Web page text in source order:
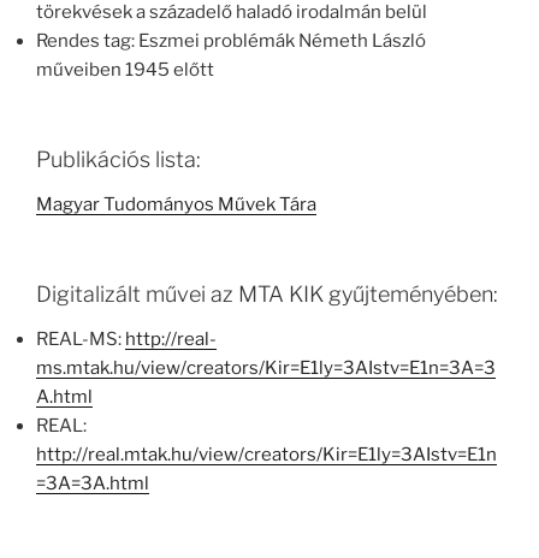
törekvések a századelő haladó irodalmán belül
Rendes tag: Eszmei problémák Németh László
műveiben 1945 előtt
Publikációs lista:
Magyar Tudományos Művek Tára
Digitalizált művei az MTA KIK gyűjteményében:
REAL-MS: http://real-
ms.mtak.hu/view/creators/Kir=E1ly=3AIstv=E1n=3A=3
A.html
REAL:
http://real.mtak.hu/view/creators/Kir=E1ly=3AIstv=E1n
=3A=3A.html